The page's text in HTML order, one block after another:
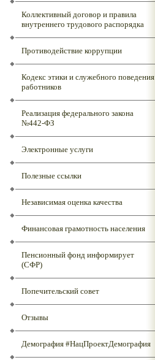
Коллективный договор и правила
внутреннего трудового распорядка
Противодействие коррупции
Кодекс этики и служебного поведения
работников
Реализация федерального закона
№442-ФЗ
Электронные услуги
Полезные ссылки
Независимая оценка качества
Финансовая грамотность населения
Пенсионный фонд информирует
(СФР)
Попечительский совет
Отзывы
Демография #НацПроектДемография